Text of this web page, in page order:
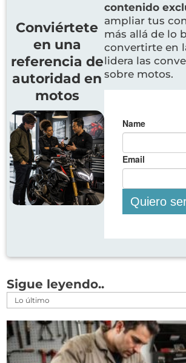
Conviértete
en una
referencia de
autoridad en
motos
contenido
ampliar tus
más allá de lo
convertirte en
lidera las
sobre motos.
Sigue leyendo..